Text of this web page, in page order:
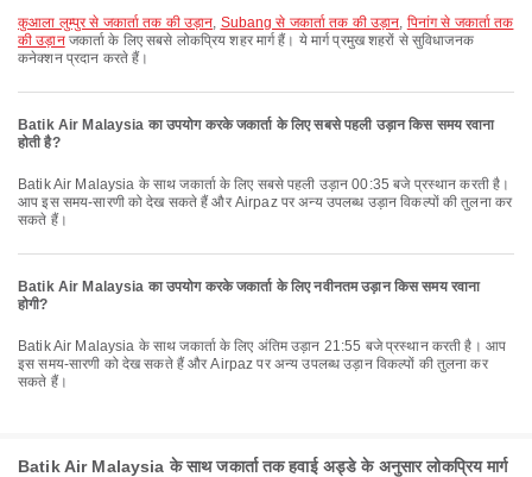
कुआला लुम्पुर से जकार्ता तक की उड़ान, Subang से जकार्ता तक की उड़ान, पिनांग से जकार्ता तक
की उड़ानजकार्ता के लिए सबसे लोकप्रिय शहर मार्ग हैं। ये मार्ग प्रमुख शहरों से सुविधाजनक
कनेक्शन प्रदान करते हैं।
Batik Air Malaysia का उपयोग करके जकार्ता के लिए सबसे पहली उड़ान किस समय रवाना
होती है?
Batik Air Malaysia के साथ जकार्ता के लिए सबसे पहली उड़ान 00:35 बजे प्रस्थान करती है।
आप इस समय-सारणी को देख सकते हैं और Airpaz पर अन्य उपलब्ध उड़ान विकल्पों की तुलना कर
सकते हैं।
Batik Air Malaysia का उपयोग करके जकार्ता के लिए नवीनतम उड़ान किस समय रवाना
होगी?
Batik Air Malaysia के साथ जकार्ता के लिए अंतिम उड़ान 21:55 बजे प्रस्थान करती है। आप
इस समय-सारणी को देख सकते हैं और Airpaz पर अन्य उपलब्ध उड़ान विकल्पों की तुलना कर
सकते हैं।
Batik Air Malaysia के साथ जकार्ता तक हवाई अड्डे के अनुसार लोकप्रिय मार्ग